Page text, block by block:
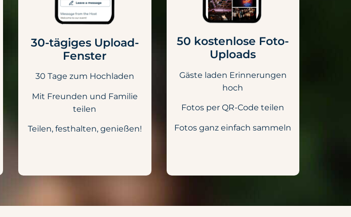
30-tägiges Upload-
Fenster
30 Tage zum Hochladen
Mit Freunden und Familie
teilen
Teilen, festhalten, genießen!
50 kostenlose Foto-
Uploads
Gäste laden Erinnerungen
hoch
Fotos per QR-Code teilen
Fotos ganz einfach sammeln